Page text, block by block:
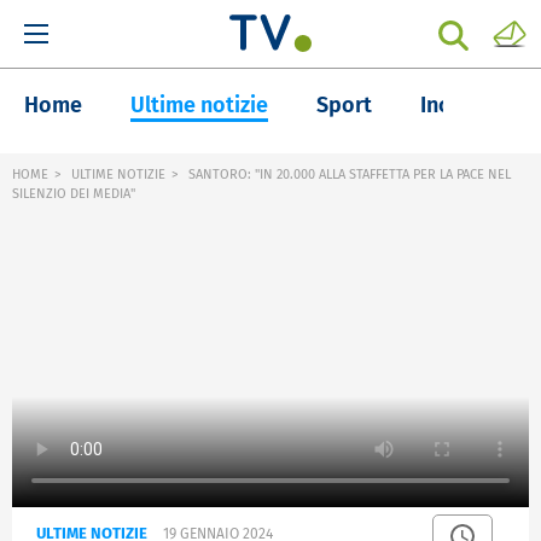
Home Ultime notizie Sport Inchieste
HOME ULTIME NOTIZIE
SANTORO: "IN 20.000 ALLA STAFFETTA PER LA PACE NEL
SILENZIO DEI MEDIA"
ULTIME NOTIZIE 19 GENNAIO 2024